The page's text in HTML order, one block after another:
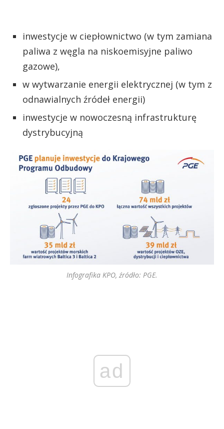
inwestycje w ciepłownictwo (w tym zamiana
paliwa z węgla na niskoemisyjne paliwo
gazowe),
w wytwarzanie energii elektrycznej (w tym z
odnawialnych źródeł energii)
inwestycje w nowoczesną infrastrukturę
dystrybucyjną
Infografika KPO, źródło: PGE.
ad